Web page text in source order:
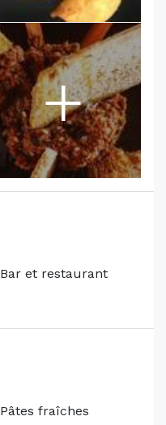
+
Bar et restaurant
Pâtes fraîches